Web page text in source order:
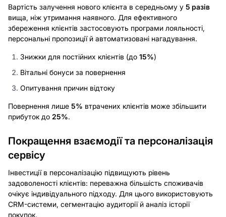
Вартість залучення нового клієнта в середньому у 5 разів
вища, ніж утримання наявного. Для ефективного
збереження клієнтів застосовують програми лояльності,
персональні пропозиції й автоматизовані нагадування.
Знижки для постійних клієнтів (до 15%)
Вітальні бонуси за повернення
Опитування причин відтоку
Повернення лише 5% втрачених клієнтів може збільшити
прибуток до 25%.
Покращення взаємодії та персоналізація
сервісу
Інвестиції в персоналізацію підвищують рівень
задоволеності клієнтів: переважна більшість споживачів
очікує індивідуального підходу. Для цього використовують
CRM-системи, сегментацію аудиторії й аналіз історії
покупок.